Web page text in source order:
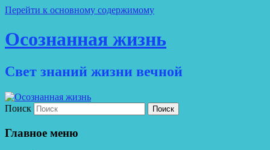
Перейти к основному содержимому
Осознанная жизнь
Свет знаний жизни вечной
Поиск
Главное меню